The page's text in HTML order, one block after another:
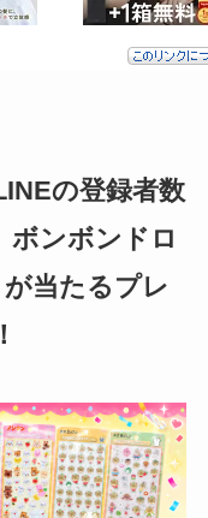
の登録者数
ボンボンドロ
当たるプレ